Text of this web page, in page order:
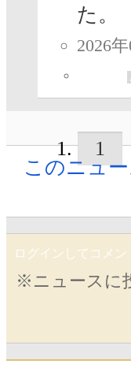
た。
2026
1
このニュ
ログインしてコメン
※ニュースに